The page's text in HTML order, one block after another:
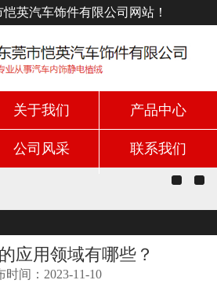
英汽车饰件有限公司网站！
关于我们 产品中心
公司风采 联系我们
应用领域有哪些？
时间：2023-11-10